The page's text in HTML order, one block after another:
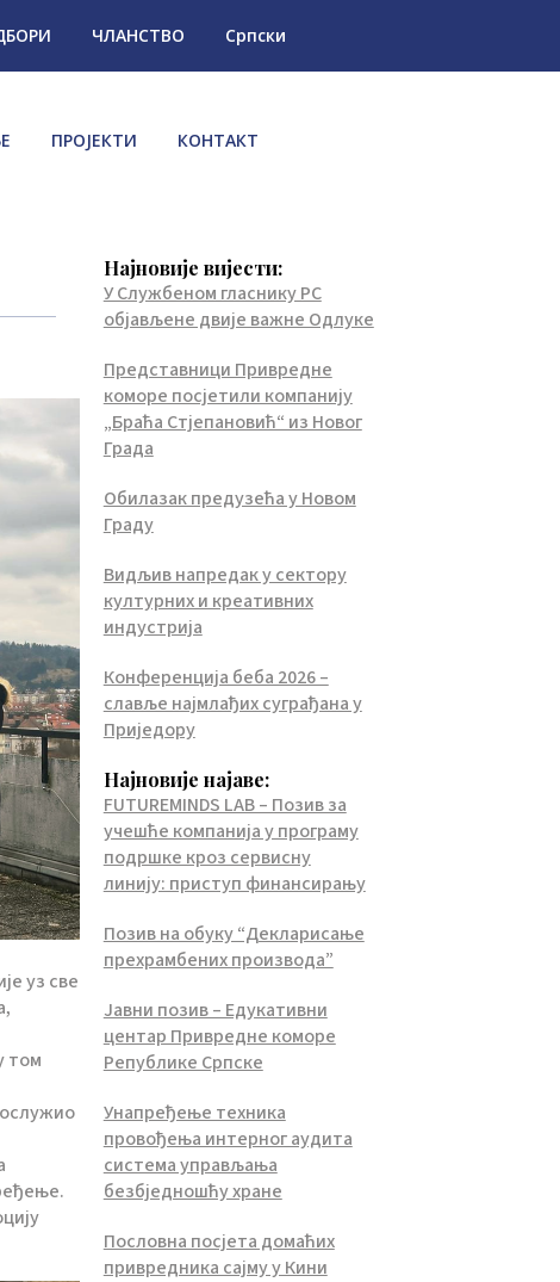
ЧЛАНСТВО Српски
ПРОЈЕКТИ КОНТАКТ
уз све
том
Најновије вијести:
У Службеном гласнику РС
објављене двије важне Одлуке
Представници Привредне
коморе посјетили компанију
„Браћа Стјепановић“ из Новог
Града
Обилазак предузећа у Новом
Граду
Видљив напредак у сектору
културних и креативних
индустрија
Конференција беба 2026 –
славље најмлађих суграђана у
Приједору
Најновије најаве:
FUTUREMINDS LAB – Позив за
учешће компанија у програму
подршке кроз сервисну
линију: приступ финансирању
Позив на обуку “Декларисање
прехрамбених производа”
Јавни позив – Едукативни
центар Привредне коморе
Републике Српске
Унапређење техника
провођења интерног аудита
система управљања
безбједношћу хране
Пословна посјета домаћих
привредника сајму у Кини